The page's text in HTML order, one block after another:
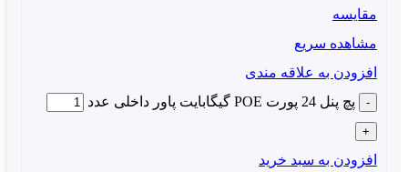
مقایسه
مشاهده سریع
افزودن به علاقه مندی
پچ پنل 24 پورت POE گیگابایت پاور داخلی عدد
افزودن به سبد خرید